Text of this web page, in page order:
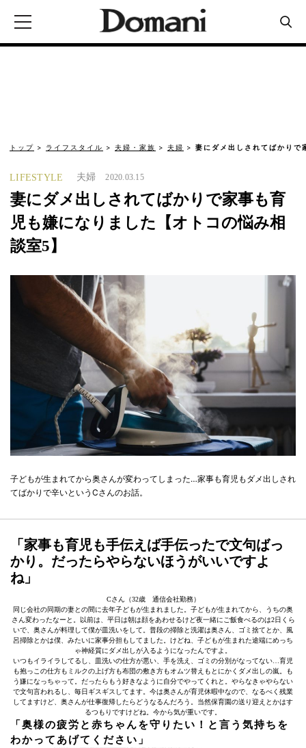
トップ ライフスタイル 夫婦・家族 夫婦 妻にダメ出しされてばかり
LIFESTYLE 夫婦 2020.03.15
妻にダメ出しされてばかりで家事も育
児も嫌になりました【オトコの悩み相
談室5】
子どもが生まれてから奥さんが変わってしまった…家事も育児もダメ出しされ
てばかりで辛いというCさんのお話。
「家事も育児も手伝えば手伝ったで文句ばっ
かり。だったらやらないほうがいいですよ
ね」
Cさん（32歳 通信会社勤務）
同じ会社の同期の妻との間に去年子どもが生まれました。子どもが生まれてから、うちの奥
さん変わったなーと。以前は、平日は朝は顔をあわせるけど夜一緒にご飯食べるのは2日くら
いで、奥さんが料理して僕が皿洗いをして。普段の掃除と洗濯は奥さん、ゴミ捨てとか、風
呂掃除とかは僕、みたいに家事分担もしてました。けどね、子どもが生まれた途端にめっち
ゃ神経質にダメ出しが入るようになったんですよ。
いつもイライラしてるし、皿洗いの仕方が悪い、手を洗え、ゴミの分別がなってない…育児
も抱っこの仕方もミルクの上げ方も布団の敷き方もオムツ替えもとにかくダメ出しの嵐。も
う嫌になっちゃって。だったらもう好きなように自分でやってくれと。やらなきゃやらない
で文句言われるし、毎日ギスギスしてます。今は奥さんが育児休暇中なので、なるべく残業
してますけど、奥さんが仕事復帰したらどうなるんだろう。当然保育園の送り迎えとかはす
るつもりですけどね。今から気が重いです。
「奥様の疲労と赤ちゃんを守りたい！と言う気持ちを
わかってあげてください」